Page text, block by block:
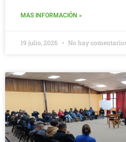
MAS INFORMACIÓN »
19 julio, 2026 No hay